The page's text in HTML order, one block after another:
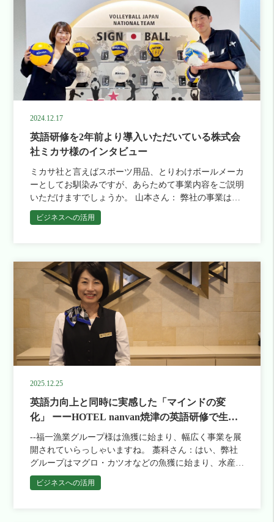
2024.12.17
英語研修を2年前より導入いただいている株式会
社ミカサ様のインタビュー
ミカサ社と言えばスポーツ用品、とりわけボールメーカ
ーとしてお馴染みですが、あらためて事業内容をご説明
いただけますでしょうか。 山本さん： 弊社の事業は大
きく分けて2つあります。1つはいま仰っていただいたス
ポーツ事業です。バレーボールやサッカーボールなどを
チバレーボール、水球の公式試合球として使用されてい
ます。 もう一つは工業用品事業です。長年培ってきた
ゴムの技術を活かし、船舶用のゴム製部品の水潤滑軸受
やゴムロール（製鉄所や製紙工場などで使用される棒状
の部品）などを取り扱っています。 創業は1917年とい
うことで、既に100年以上の歴史があるわけですね。こ
れからのビジョンを教えて下さい。 山本さん： スポー
ツ用品と工業用品という2つの既存事業をさらに固めつ
つ、第三の強みとなる新規事業も模索していきます。お
なチャレンジを続けていきたいと思います。 ミカサ
社では社内研修も積極的に実施しているとのことです
ん： 部門ごと、階層ごとに様々な研修を実施していま
す。例えば営業スキルや金融知識、マネジメントなどで
す。弊社は海外にも拠点があるので、現地に行っての海
外工場研修なども行っています。 ミカサ社は日本国
ビジネスへの活用
2025.12.25
英語力向上と同時に実感した「マインドの変
化」 ーーHOTEL nanvan焼津の英語研修で生ま
れた化学反応
--福一漁業グループ様は漁獲に始まり、幅広く事業を展
開されていらっしゃいますね。 藁科さん：はい、弊社
グループはマグロ・カツオなどの魚獲に始まり、水産物
の加工、卸売り、自社の小売店や飲食店での販売を行っ
ています。川上（漁獲）から川下（お客様に届ける）ま
ビジネスへの活用